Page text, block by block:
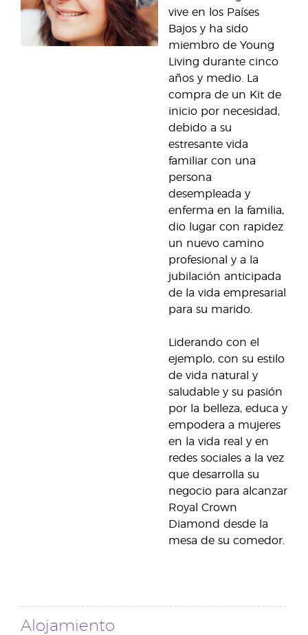
vive en los Países
Bajos y ha sido
miembro de Young
Living durante cinco
años y medio. La
compra de un Kit de
inicio por necesidad,
debido a su
estresante vida
familiar con una
persona
desempleada y
enferma en la familia,
dio lugar con rapidez
un nuevo camino
profesional y a la
jubilación anticipada
de la vida empresarial
para su marido.
Liderando con el
ejemplo, con su estilo
de vida natural y
saludable y su pasión
por la belleza, educa y
empodera a mujeres
en la vida real y en
redes sociales a la vez
que desarrolla su
negocio para alcanzar
Royal Crown
Diamond desde la
mesa de su comedor.
Alojamiento